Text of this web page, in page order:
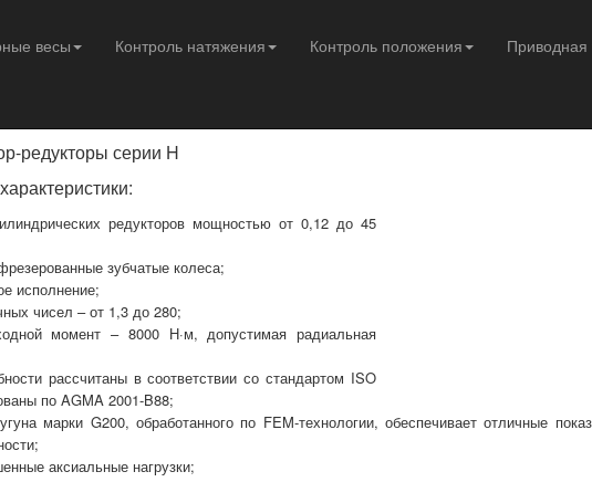
весы Контроль натяжения Контроль положения Приводная
Редукторы и мотор-редукторы MOTOVARIO Цилиндрические мотор-
редукторы серии Н, SH, HA
редукторы серии H
редукторов мощностью от 0,12 до 45
зубчатые колеса;
исполнение;
чисел – от 1,3 до 280;
момент – 8000 Н·м, допустимая радиальная
рассчитаны в соответствии со стандартом ISO
по AGMA 2001-B88;
марки G200, обработанного по FEM-технологии, обеспечивает отличные
аксиальные нагрузки;